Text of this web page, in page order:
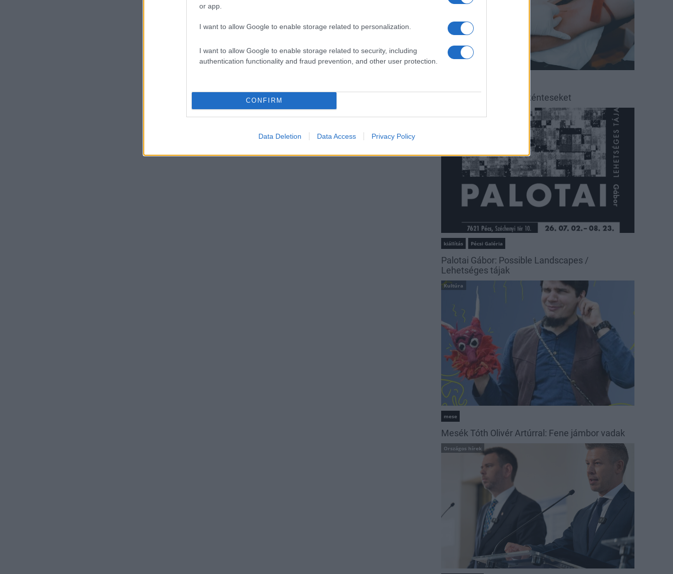
or app.
I want to allow Google to enable storage related to personalization.
I want to allow Google to enable storage related to security, including
authentication functionality and fraud prevention, and other user protection.
CONFIRM
Data Deletion Data Access Privacy Policy
Véradásra kérik az önkénteseket
kiállítás Pécsi Galéria
Palotai Gábor: Possible Landscapes /
Lehetséges tájak
Kultúra
mese
Mesék Tóth Olivér Artúrral: Fene jámbor vadak
Országos hírek